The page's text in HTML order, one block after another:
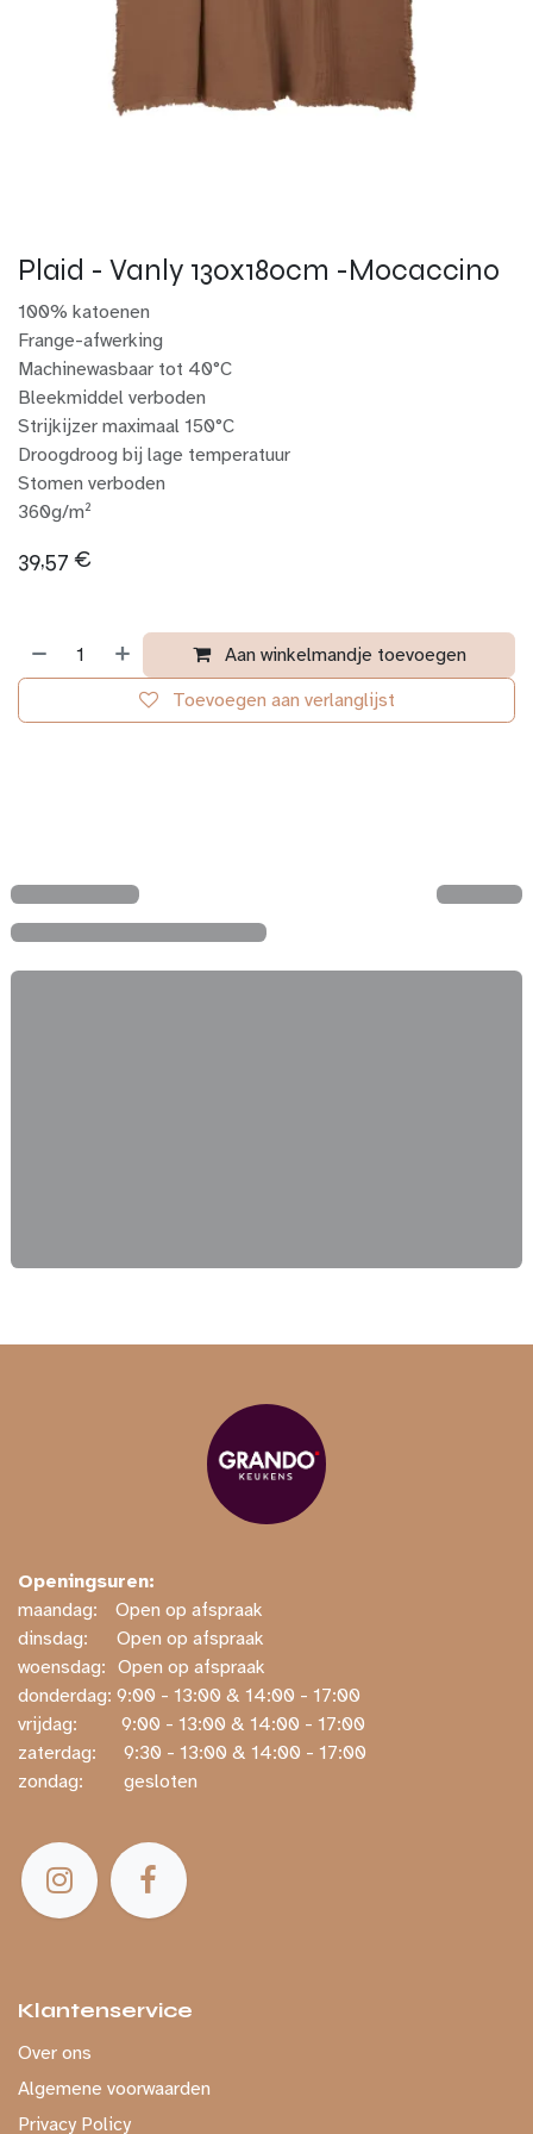
Plaid - Vanly 130x180cm -Mocaccino
100% katoenen
Frange-afwerking
Machinewasbaar tot 40°C
Bleekmiddel verboden
Strijkijzer maximaal 150°C
Droogdroog bij lage temperatuur
Stomen verboden
360g/m²
39,57 €
Aan winkelmandje toevoegen
Toevoegen aan verlanglijst
Openingsuren:
maandag:
​​Open op afspraak
dinsdag:
​Open op afspraak
woensdag: ​Open op afspraak
donderdag: ​9:00 - 13:00 & 14:00 - 17:00
vrijdag:
​ ​9:00 - 13:00 & 14:00 - 17:00
zaterdag:
​ ​9:30 - 13:00 & 14:00 - 17:00
zondag:
​ gesloten
Klantenservice
Over ons
Algemene voorwaarden
Privacy Policy